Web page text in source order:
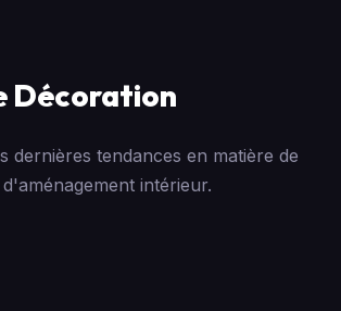
Décoration
dernières tendances en matière de
intérieur.